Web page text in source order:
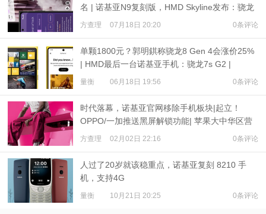
名 | 诺基亚N9复刻版，HMD Skyline发布：骁龙
7s Gen 2
方查理 07月18日 20:20 0条评论
单颗1800元？郭明錤称骁龙8 Gen 4会涨价25%
| HMD最后一台诺基亚手机：骁龙7s G2 |
iPhone 16尺寸出炉
量衡 06月18日 19:56 0条评论
时代落幕，诺基亚官网移除手机板块|起立！
OPPO/一加推送黑屏解锁功能| 苹果大中华区营
收下降13%
方查理 02月02日 22:16 0条评论
人过了20岁就该稳重点，诺基亚复刻 8210 手
机，支持4G
量衡 10月21日 20:25 0条评论